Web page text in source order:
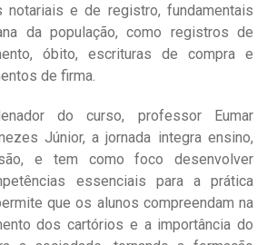
e de registro, fundamentais
da população, como registros de
óbito, escrituras de compra e
de firma.
do curso, professor Eumar
Júnior, a jornada integra ensino,
e tem como foco desenvolver
essenciais para a prática
que os alunos compreendam na
dos cartórios e a importância do